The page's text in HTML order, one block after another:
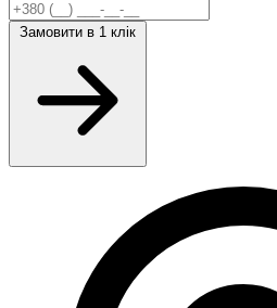
Замовити в 1 клік